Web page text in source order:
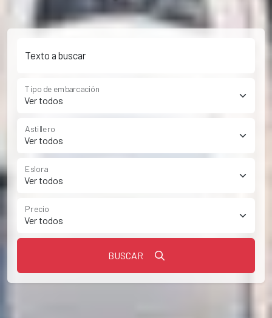
Texto a buscar
Tipo de embarcación
Astillero
Eslora
Precio
BUSCAR